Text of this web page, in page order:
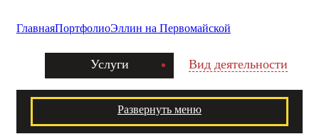
ГлавнаяПортфолиоЭллин на Первомайской
Услуги Вид деятельности
Развернуть меню